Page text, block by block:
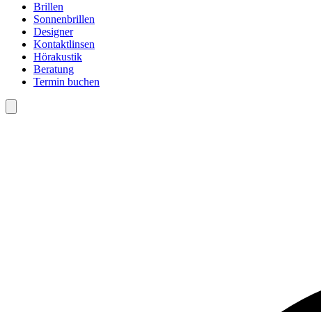
Brillen
Sonnenbrillen
Designer
Kontaktlinsen
Hörakustik
Beratung
Termin buchen